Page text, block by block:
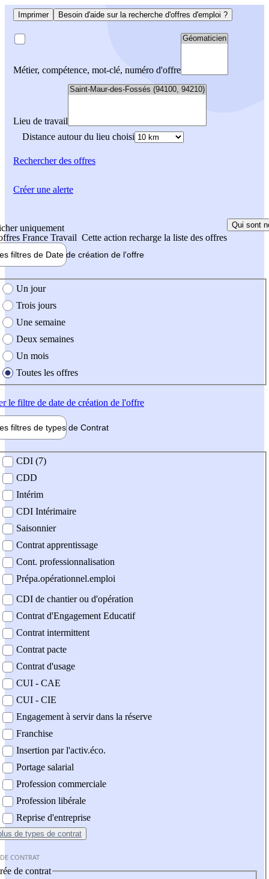
Imprimer Besoin d'aide sur la recherche d'offres d'emploi ?
Métier, compétence, mot-clé, numéro d'offre
Lieu de travail
Distance autour du lieu choisi
Rechercherdes offres
uniquement
France Travail Cette action recharge la liste des offres
Qui sont
filtres de Date de création de l'offre
création de l'offre
Un jour
Trois jours
Une semaine
Deux semaines
Un mois
Toutes les offres
le filtre de date de création de l'offre
filtres de types de Contrat
contrat
CDI (7)
CDD
Intérim
CDI Intérimaire
Saisonnier
Contrat apprentissage
Cont. professionnalisation
Prépa.opérationnel.emploi
CDI de chantier ou d'opération
Contrat d'Engagement Educatif
Contrat intermittent
Contrat pacte
Contrat d'usage
CUI - CAE
CUI - CIE
Engagement à servir dans la réserve
Franchise
Insertion par l'activ.éco.
Portage salarial
Profession commerciale
Profession libérale
Reprise d'entreprise
de types de contrat
CONTRAT
de contrat
Créer une alerte